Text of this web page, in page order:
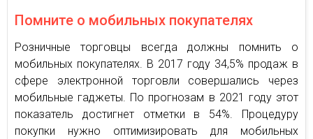
Помните о мобильных покупателях
Розничные торговцы всегда должны помнить о
мобильных покупателях. В 2017 году 34,5% продаж в
сфере электронной торговли совершались через
мобильные гаджеты. По прогнозам в 2021 году этот
показатель достигнет отметки в 54%. Процедуру
покупки нужно оптимизировать для мобильных